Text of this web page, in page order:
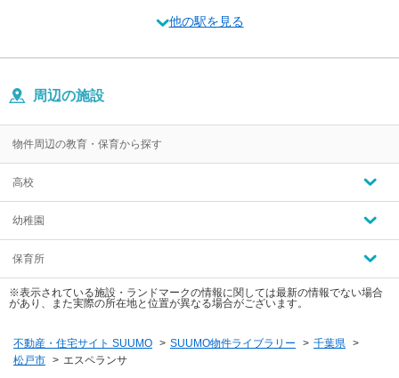
他の駅を見る
周辺の施設
物件周辺の教育・保育から探す
高校
幼稚園
保育所
※表示されている施設・ランドマークの情報に関しては最新の情報でない場合
があり、また実際の所在地と位置が異なる場合がございます。
不動産・住宅サイト SUUMO > SUUMO物件ライブラリー > 千葉県 >
松戸市 > エスペランサ